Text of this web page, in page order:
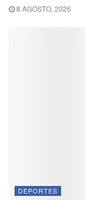
8 AGOSTO, 2026
DEPORTES